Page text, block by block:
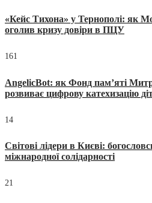
«Кейс Тихона» у Тернополі: як
оголив кризу довіри в ПЦУ
161
AngelicBot: як Фонд пам’яті
розвиває цифрову катехизацію
14
Світові лідери в Києві:
міжнародної солідарності
21